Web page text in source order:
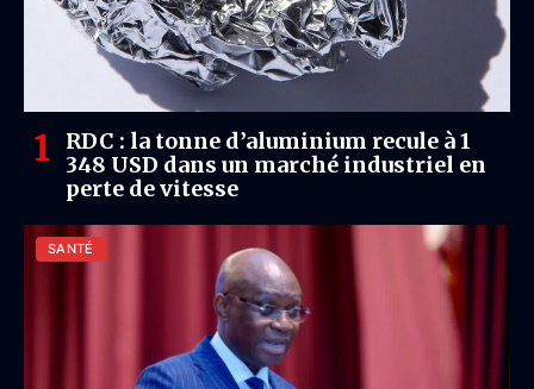
RDC : la tonne d’aluminium recule à 1
348 USD dans un marché industriel en
perte de vitesse
SANTÉ